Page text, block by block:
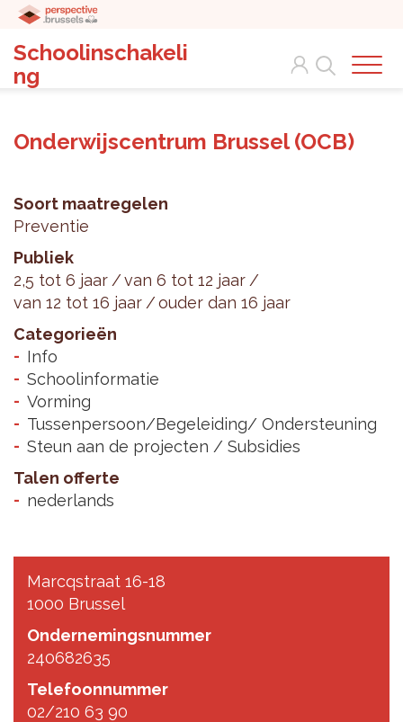
Schoolinschakeli
ng
Search
Onderwijscentrum Brussel (OCB)
Soort maatregelen
Preventie
Publiek
2,5 tot 6 jaar
van 6 tot 12 jaar
van 12 tot 16 jaar
ouder dan 16 jaar
Categorieën
Info
Schoolinformatie
Vorming
Tussenpersoon/Begeleiding/ Ondersteuning
Steun aan de projecten / Subsidies
Talen offerte
nederlands
Marcqstraat 16-18
1000 Brussel
Ondernemingsnummer
240682635
Telefoonnummer
02/210 63 90